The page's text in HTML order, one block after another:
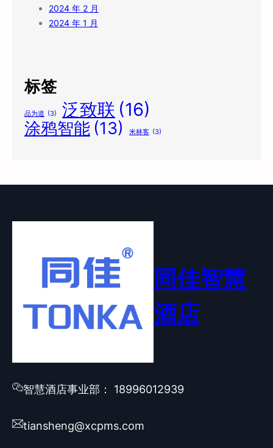
2024 年 2 月
2024 年 1 月
标签
品为道 (3) 泛致联 (16)
涂鸦智能 (13) 米林客 (3)
同佳智慧
酒店
智慧酒店事业部： 18996012939
tiansheng@xcpms.com